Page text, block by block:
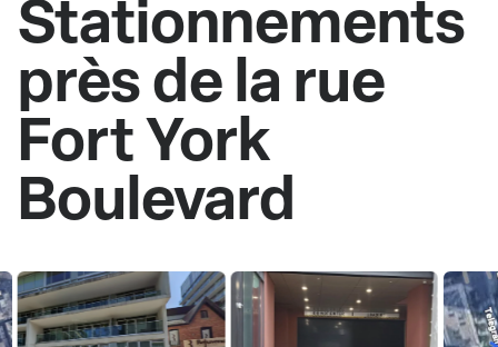
Stationnements
près de la rue
Fort York
Boulevard